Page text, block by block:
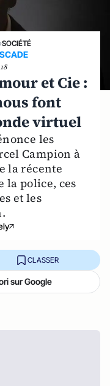
SOCIÉTÉ
et Cie :
font
virtuel
les
Campion à
la récente
la police, ces
et les
CLASSER
sur Google